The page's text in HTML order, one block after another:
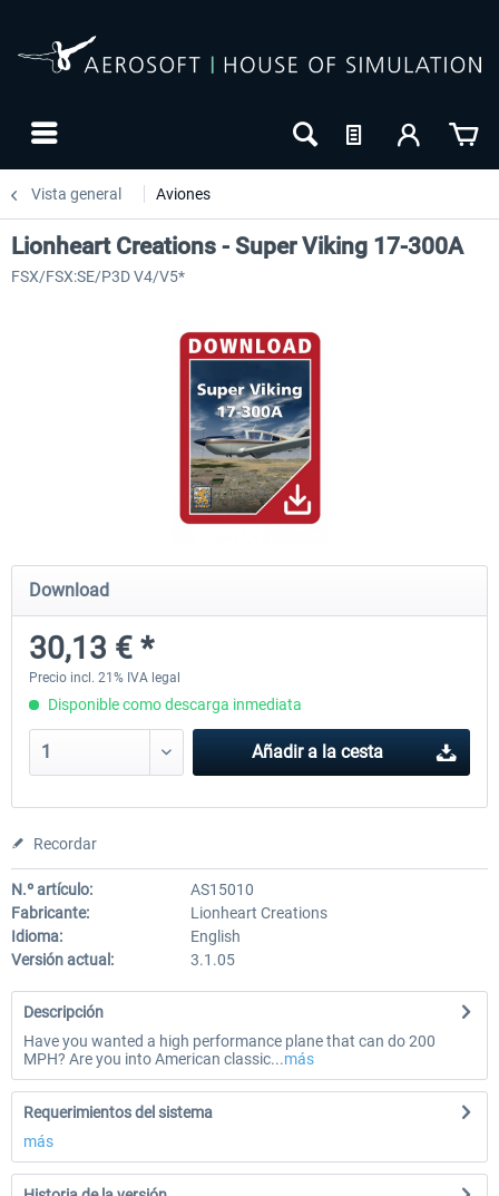
Vista general Aviones
Airbus Bundle
53,21 € *
Lionheart Creations - Super Viking 17-300A
FSX/FSX:SE/P3D V4/V5*
Download
30,13 € *
Precio incl. 21% IVA legal
Disponible como descarga inmediata
Añadir a la cesta
Recordar
N.º artículo:
AS15010
Fabricante:
Lionheart Creations
Idioma:
English
Versión actual:
3.1.05
Descripción
Have you wanted a high performance plane that can do 200
MPH? Are you into American classic...más
Requerimientos del sistema
más